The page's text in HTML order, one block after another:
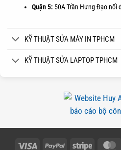
Quận 5: 50A Trần Hưng Đạo nối
KỸ THUẬT SỬA MÁY IN TPHCM
KỸ THUẬT SỬA LAPTOP TPHCM
Visa PayPal Stripe